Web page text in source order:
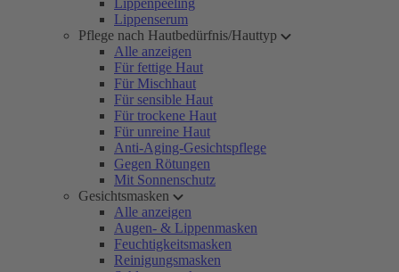
Lippenpeeling
Lippenserum
Pflege nach Hautbedürfnis/Hauttyp
Alle anzeigen
Für fettige Haut
Für Mischhaut
Für sensible Haut
Für trockene Haut
Für unreine Haut
Anti-Aging-Gesichtspflege
Gegen Rötungen
Mit Sonnenschutz
Gesichtsmasken
Alle anzeigen
Augen- & Lippenmasken
Feuchtigkeitsmasken
Reinigungsmasken